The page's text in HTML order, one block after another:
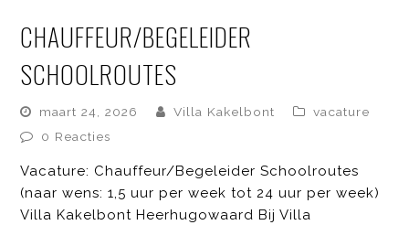
CHAUFFEUR/BEGELEIDER
SCHOOLROUTES
maart 24, 2026 Villa Kakelbont
vacature
0 Reacties
Vacature: Chauffeur/Begeleider Schoolroutes
(naar wens: 1,5 uur per week tot 24 uur per week)
Villa Kakelbont Heerhugowaard Bij Villa